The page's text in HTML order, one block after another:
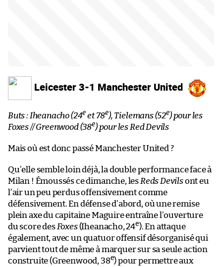
Leicester 3-1 Manchester United
Buts : Iheanacho (24e et 78e), Tielemans (52e) pour les
Foxes // Greenwood (38e) pour les Red Devils
Mais où est donc passé Manchester United ?
Qu’elle semble loin déjà, la double performance face à
Milan ! Émoussés ce dimanche, les Reds Devilsont eu
l’air un peu perdus offensivement comme
défensivement. En défense d’abord, où une remise
plein axe du capitaine Maguire entraîne l’ouverture
du score des Foxes(Iheanacho, 24e). En attaque
également, avec un quatuor offensif désorganisé qui
parvient tout de même à marquer sur sa seule action
construite (Greenwood, 38e) pour permettre aux